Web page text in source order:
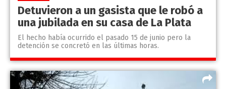
Detuvieron a un gasista que le robó a
una jubilada en su casa de La Plata
El hecho había ocurrido el pasado 15 de junio pero la
detención se concretó en las últimas horas.